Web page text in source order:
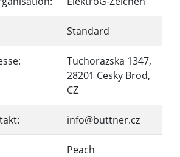
Standard
Tuchorazska 1347,
28201 Cesky Brod,
CZ
info@buttner.cz
Peach